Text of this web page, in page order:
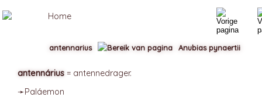
antennárius = antennedrager.
➛Paláemon
antennarius Anubias pynaertii